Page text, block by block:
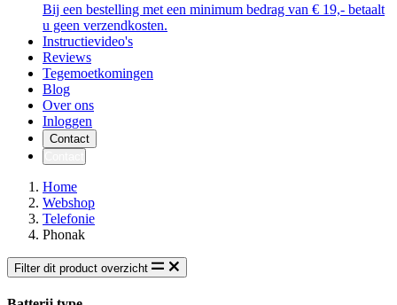
Bij een bestelling met een minimum bedrag van € 19,- betaalt
u geen verzendkosten.
Instructievideo's
Reviews
Tegemoetkomingen
Blog
Over ons
Inloggen
Contact
Home
Webshop
Telefonie
Phonak
Filter dit product overzicht